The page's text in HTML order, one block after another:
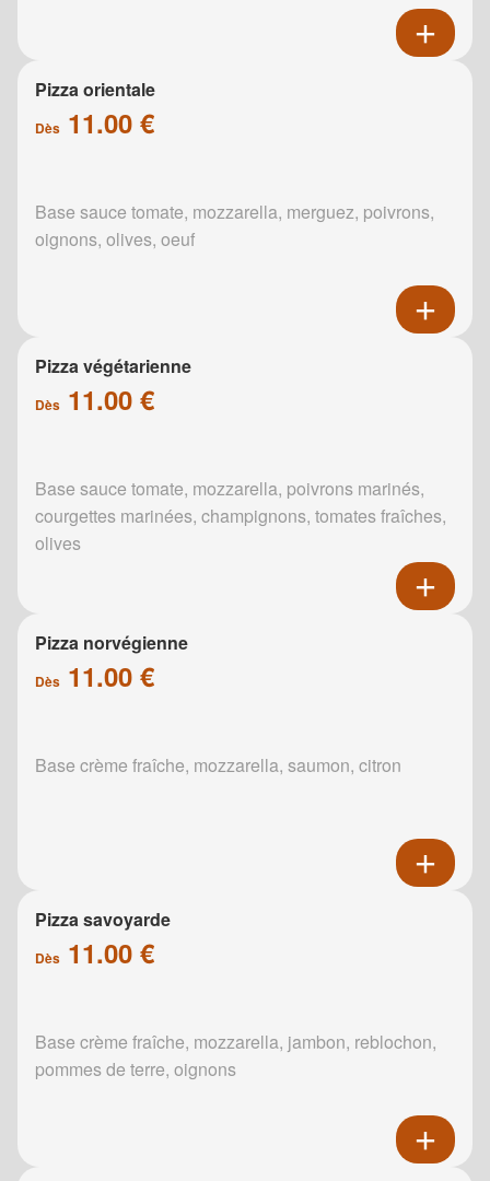
Pizza orientale
Dès 11.00 €
Base sauce tomate, mozzarella, merguez, poivrons,
oignons, olives, oeuf
Pizza végétarienne
Dès 11.00 €
Base sauce tomate, mozzarella, poivrons marinés,
courgettes marinées, champignons, tomates fraîches,
olives
Pizza norvégienne
Dès 11.00 €
Base crème fraîche, mozzarella, saumon, citron
Pizza savoyarde
Dès 11.00 €
Base crème fraîche, mozzarella, jambon, reblochon,
pommes de terre, oignons